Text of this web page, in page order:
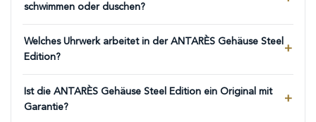
schwimmen oder duschen?
Welches Uhrwerk arbeitet in der ANTARÈS Gehäuse Steel
Edition?
Ist die ANTARÈS Gehäuse Steel Edition ein Original mit
Garantie?